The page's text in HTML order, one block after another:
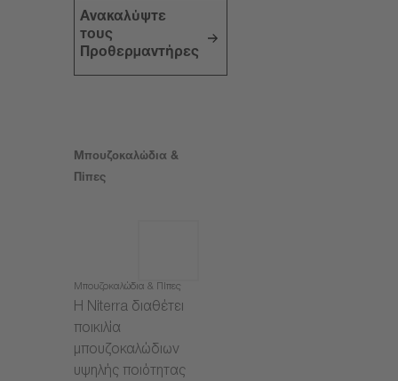
Ανακαλύψτε
τους
Προθερμαντήρες
Μπουζοκαλώδια &
Πίπες
Μπουζοκαλώδια & Πίπες
Η Niterra διαθέτει
ποικιλία
μπουζοκαλώδιων
υψηλής ποιότητας